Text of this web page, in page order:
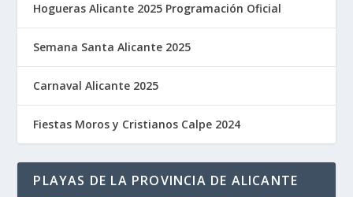
Hogueras Alicante 2025 Programación Oficial
Semana Santa Alicante 2025
Carnaval Alicante 2025
Fiestas Moros y Cristianos Calpe 2024
PLAYAS DE LA PROVINCIA DE ALICANTE